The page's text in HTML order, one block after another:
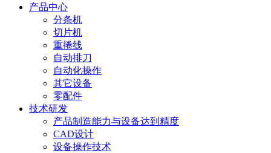
产品中心
分条机
切片机
重捲线
自动排刀
自动化操作
其它设备
零配件
技术研发
产品制造能力与设备达到精度
CAD设计
设备操作技术